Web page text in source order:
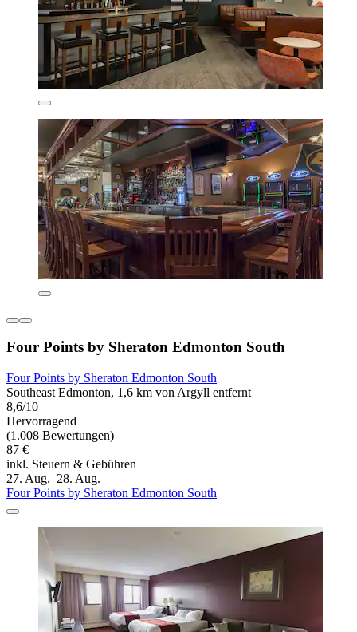
Four Points by Sheraton Edmonton South
Four Points by Sheraton Edmonton South
Southeast Edmonton, 1,6 km von Argyll entfernt
8,6/10
Hervorragend
(1.008 Bewertungen)
87 €
inkl. Steuern & Gebühren
27. Aug.–28. Aug.
Four Points by Sheraton Edmonton South